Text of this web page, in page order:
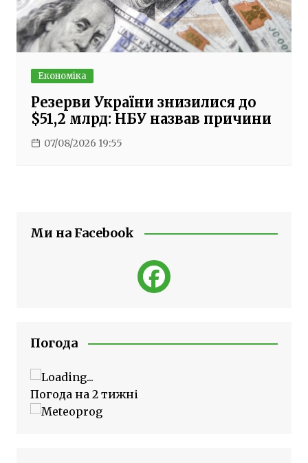
Економіка
Резерви України знизилися до
$51,2 млрд: НБУ назвав причини
07/08/2026 19:55
Ми на Facebook
Погода
Погода на 2 тижні